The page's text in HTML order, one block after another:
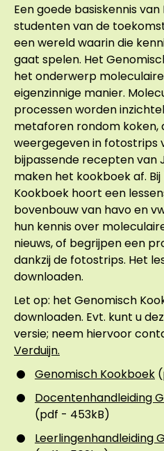
Een goede basiskennis
studenten van de
een wereld waarin die
gaat spelen. Het
het onderwerp
eigenzinnige manier.
processen worden
metaforen rondom koken,
weergegeven in fotostrips
bijpassende recepten van
maken het kookboek af.
Kookboek hoort een
bovenbouw van havo en
hun kennis over
nieuws, of begrijpen een
dankzij de fotostrips. Het
downloaden.
Let op: het Genomisch
downloaden. Evt. kunt u
versie; neem hiervoor
Verduijn.
Genomisch Kookboek
Docentenhandleiding
(pdf - 453kB)
Leerlingenhandleiding